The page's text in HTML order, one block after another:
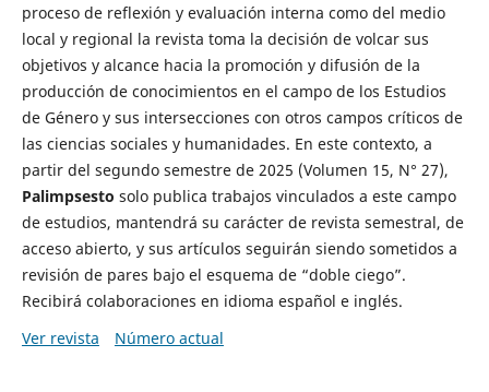
proceso de reflexión y evaluación interna como del medio
local y regional la revista toma la decisión de volcar sus
objetivos y alcance hacia la promoción y difusión de la
producción de conocimientos en el campo de los Estudios
de Género y sus intersecciones con otros campos críticos de
las ciencias sociales y humanidades. En este contexto, a
partir del segundo semestre de 2025 (Volumen 15, N° 27),
Palimpsesto solo publica trabajos vinculados a este campo
de estudios, mantendrá su carácter de revista semestral, de
acceso abierto, y sus artículos seguirán siendo sometidos a
revisión de pares bajo el esquema de “doble ciego”.
Recibirá colaboraciones en idioma español e inglés.
Ver revista
Número actual